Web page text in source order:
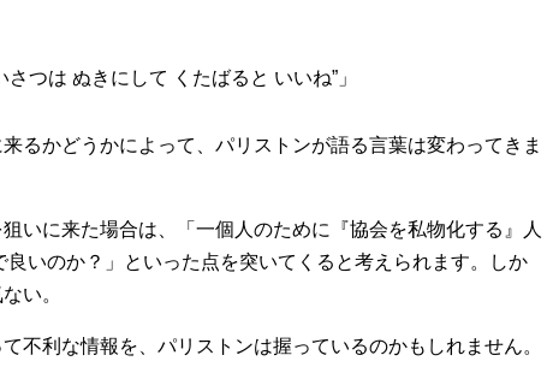
さつは ぬきにして くたばると いいね 」
るかどうかによって、パリストンが語る言葉は変わってきま
いに来た場合は、「一個人のために『協会を私物化する』人
いのか？」といった点を突いてくると考えられます。しか
い。
不利な情報を、パリストンは握っているのかもしれません。